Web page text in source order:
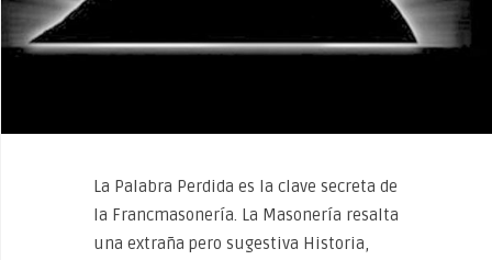
La Palabra Perdida es la clave secreta de
la Francmasonería. La Masonería resalta
una extraña pero sugestiva Historia,